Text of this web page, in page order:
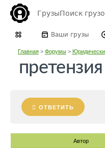
ГрузыПоиск
Ваши грузы
Главная> Форумы>
претензия
ОТВЕТИТЬ
Автор